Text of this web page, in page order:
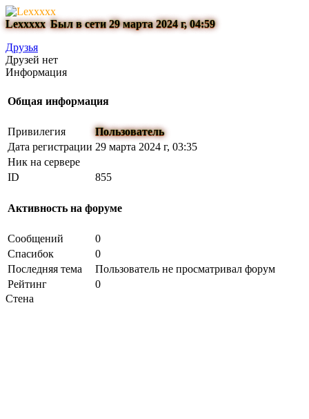
LexxxxxБыл в сети 29 марта 2024 г, 04:59
Друзья
Друзей нет
Информация
Общая информация
Привилегия
Пользователь
Дата регистрации 29 марта 2024 г, 03:35
Ник на сервере
ID
855
Активность на форуме
Сообщений
0
Спасибок
0
Последняя тема
Пользователь не просматривал форум
Рейтинг
0
Стена